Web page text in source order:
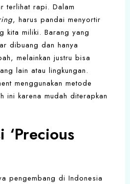
terlihat rapi. Dalam
, harus pandai menyortir
kita miliki. Barang yang
dibuang dan hanya
melainkan justru bisa
lain atau lingkungan.
menggunakan metode
ini karena mudah diterapkan
‘Precious
pengembang di Indonesia